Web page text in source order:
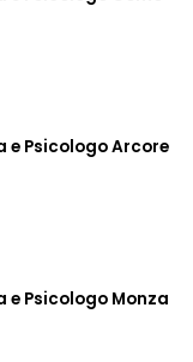
e Psicologo Arcore
Psicologo Monza